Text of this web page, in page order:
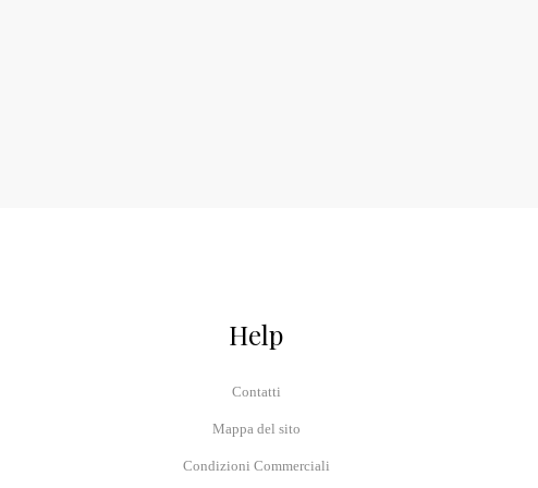
Help
Contatti
Mappa del sito
Condizioni Commerciali